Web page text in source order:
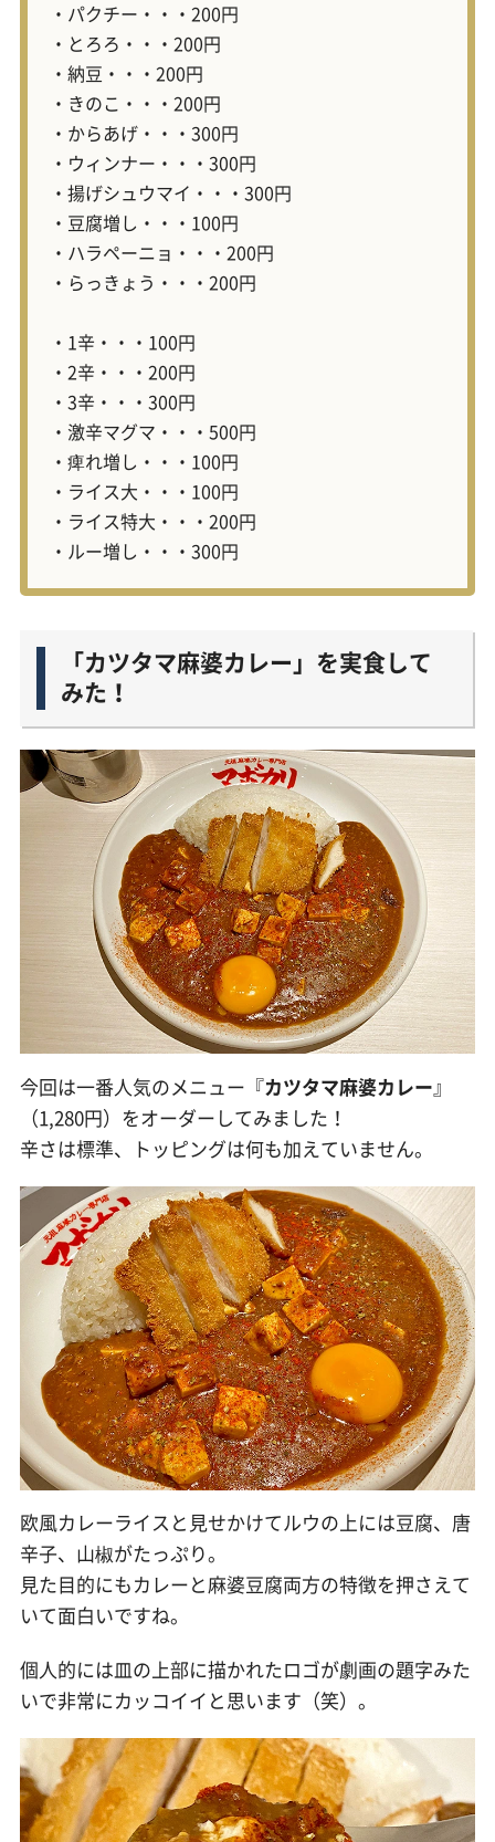
・パクチー・・・200円
・とろろ・・・200円
・納豆・・・200円
・きのこ・・・200円
・からあげ・・・300円
・ウィンナー・・・300円
・揚げシュウマイ・・・300円
・豆腐増し・・・100円
・ハラペーニョ・・・200円
・らっきょう・・・200円
・1辛・・・100円
・2辛・・・200円
・3辛・・・300円
・激辛マグマ・・・500円
・痺れ増し・・・100円
・ライス大・・・100円
・ライス特大・・・200円
・ルー増し・・・300円
「カツタマ麻婆カレー」を実食して
みた！
今回は一番人気のメニュー『カツタマ麻婆カレー 』
（1,280円）をオーダーしてみました！
辛さは標準、トッピングは何も加えていません。
欧風カレーライスと見せかけてルウの上には豆腐、唐
辛子、山椒がたっぷり。
見た目的にもカレーと麻婆豆腐両方の特徴を押さえて
いて面白いですね。
個人的には皿の上部に描かれたロゴが劇画の題字みた
いで非常にカッコイイと思います（笑）。